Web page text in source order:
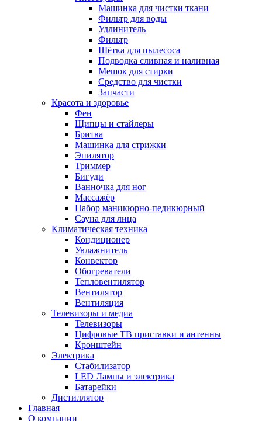
Машинка для чистки ткани
Фильтр для воды
Удлинитель
Фильтр
Шётка для пылесоса
Подводка сливная и наливная
Мешок для стирки
Средство для чистки
Запчасти
Красота и здоровье
Фен
Щипцы и стайлеры
Бритва
Машинка для стрижки
Эпилятор
Триммер
Бигуди
Ванночка для ног
Массажёр
Набор маникюрно-педикюрный
Сауна для лица
Климатическая техника
Кондиционер
Увлажнитель
Конвектор
Обогреватели
Тепловентилятор
Вентилятор
Вентиляция
Телевизоры и медиа
Телевизоры
Цифровые ТВ приставки и антенны
Кронштейн
Электрика
Стабилизатор
LED Лампы и электрика
Батарейки
Дистиллятор
Главная
О компании